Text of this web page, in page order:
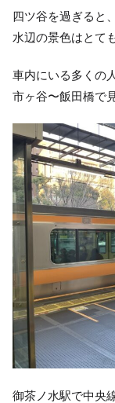
四ツ谷を過ぎると
水辺の景色はとて
車内にいる多くの
市ヶ谷〜飯田橋で
御茶ノ水駅で中央